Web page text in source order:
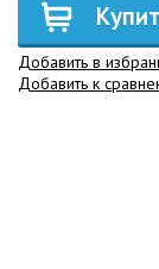
Добавить в
Добавить к